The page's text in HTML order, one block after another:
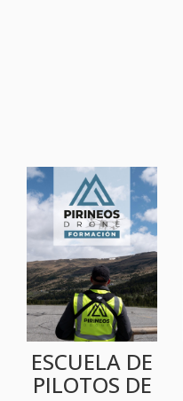
ESCUELA DE
PILOTOS DE